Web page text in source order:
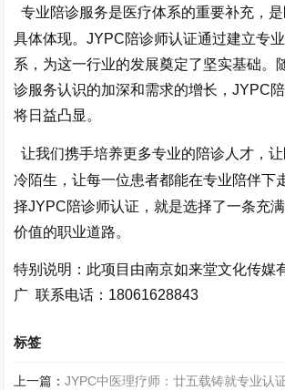
专业陪诊服务是医疗体系的重要补充，
具体体现。JYPC陪诊师认证通过建立专
系，为这一行业的发展奠定了坚实基础。
诊服务认识的加深和需求的增长，JYPC
将日益凸显。
让我们携手培养更多专业的陪诊人才，
冷陌生，让每一位患者都能在专业陪伴下
择JYPC陪诊师认证，就是选择了一条充
价值的职业道路。
特别说明：此项目由南京如来堂文化传媒
广 联系电话：18061628843
标签
上一篇：JYPC中医理疗师：廿五载铸就专业认